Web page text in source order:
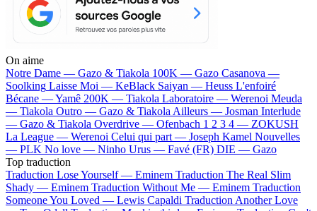
On aime
Notre Dame — Gazo & Tiakola 100K — Gazo Casanova —
Soolking Laisse Moi — KeBlack Saiyan — Heuss L'enfoiré
Bécane —Yamê 200K — Tiakola Laboratoire — Werenoi Meuda
— Tiakola Outro — Gazo & Tiakola Ailleurs — Josman Interlude
— Gazo & Tiakola Overdrive — Ofenbach 1 2 3 4 — ZOKUSH
La League — Werenoi Celui qui part — Joseph Kamel Nouvelles
— PLK No love — Ninho Urus — Favé (FR) DIE — Gazo
Top traduction
Traduction Lose Yourself — Eminem Traduction The Real Slim
Shady — Eminem Traduction Without Me — Eminem Traduction
Someone You Loved — Lewis Capaldi Traduction Another Love